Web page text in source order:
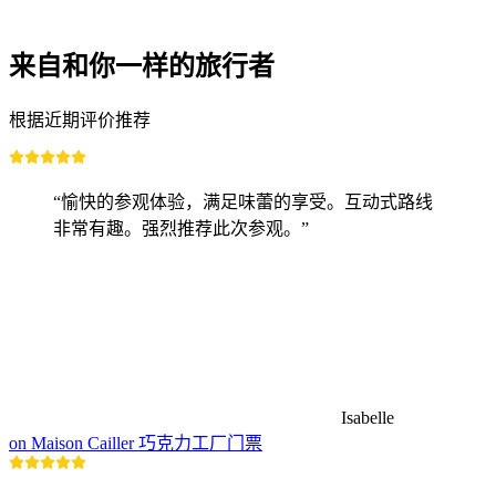
来自和你一样的旅行者
根据近期评价推荐
“愉快的参观体验，满足味蕾的享受。互动式路线
非常有趣。强烈推荐此次参观。”
Isabelle
on Maison Cailler 巧克力工厂门票